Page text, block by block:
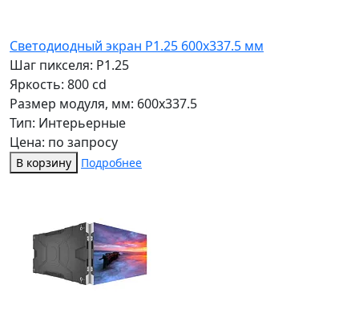
Светодиодный экран P1.25 600х337.5 мм
Шаг пикселя: P1.25
Яркость: 800 cd
Размер модуля, мм: 600x337.5
Тип: Интерьерные
Цена: по запросу
В корзину Подробнее